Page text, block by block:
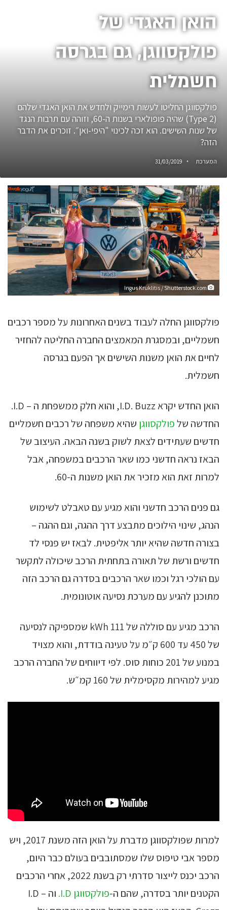
הואן האגדי של
פולקסווגן, גם בגרסה
חשמלית
פולקסווגן החליטו לעשות רימייק ולחדש את הואן האגדי שלהם
(Type 2) שהיה פופולארי בשנות ה-60, וזוהה עם תרבות הנגד
של שנות השישים. הוא זכה לכינוי "היפי-ואן״. זוכרים את הדבר
הזה?
המערכת 31/03/2019
פולקסווגן החלה לעבוד בשנים האחרונות על מספר רכבים
חשמליים, ובמסגרת המאמצים החברה החליטה להחזיר
לחיים את הואן משנות השישים אך הפעם בגרסה
חשמלית.
הואן החדש יקרא I.D. Buzz, והוא חלק ממשפחת ה – I.D.
החדשה שלפולקסווגן שהיא משפחה של רכבים חשמליים
חדשים שעתידים לצאת לשוק בשנה הבאה. העיצוב של
הבאז נראה חדשני כמו שאר הרכבים במשפחה, אבל
למרות זאת הוא מזכיר את הואן משנות ה-60.
גם פנים הרכב חדשני והוא מגיע עם טאבלט לשימוש
הנהג, שינוי הילוכים מתבצע דרך ההגה, וגם ההגה –
בצורה חדשה שהיא יותר אליפטית. לבאז יש פנסי לד
חדשים ורשת של תאורה בתחתית הרכב שיכולה לתקשר
עם הולכי רגל וכמו שאר הרכבים בסדרה גם הרכב הזה
מתוכנן להגיע עם מערכת נסיעה אוטונומית.
הרכב מגיע עם סוללה של 111 kWh שמספיקה לנסיעה
של 450 עד 600 ק״מ על טעינה בודדת, והוא מצויד
במנוע של 201 כוחות סוס. לפי דיווחים של החברה הרכב
מגיע למהירות מקסימלית של 160 קמ״ש.
למרות שפולקסווגן מדברת על הואן הזה משנת 2017, ויש
מספר אבי טיפוס שלו שמסתובבים בעולם כבר היום,
הרכב יכנס לייצור סדרתי רק בשנת 2022, אחרי הרכבים
הקטנים יותר בסדרה, שהם ה-פולקסווגן I.D.
וה – I.D